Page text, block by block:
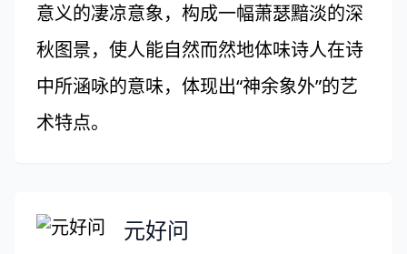
意义的凄凉意象，构成一幅萧瑟黯淡的深
秋图景，使人能自然而然地体味诗人在诗
中所涵咏的意味，体现出“神余象外”的艺
术特点。
元好问